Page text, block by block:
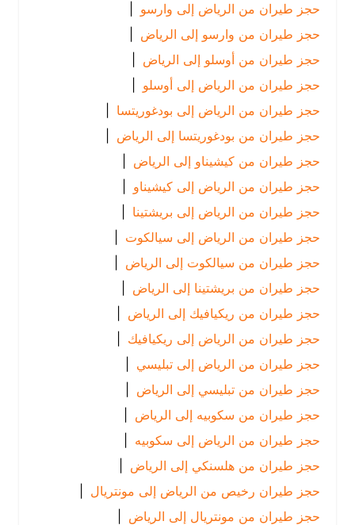
حجز طيران من الرياض إلى وارسو
|
حجز طيران من وارسو إلى الرياض
|
حجز طيران من أوسلو إلى الرياض
|
حجز طيران من الرياض إلى أوسلو
|
حجز طيران من الرياض إلى بودغوريتسا
|
حجز طيران من بودغوريتسا إلى الرياض
|
حجز طيران من كيشيناو إلى الرياض
|
حجز طيران من الرياض إلى كيشيناو |
حجز طيران من الرياض إلى بريشتينا |
حجز طيران من الرياض إلى سيالكوت |
حجز طيران من سيالكوت إلى الرياض
|
حجز طيران من بريشتينا إلى الرياض
|
حجز طيران من ريكيافيك إلى الرياض
|
حجز طيران من الرياض إلى ريكيافيك |
حجز طيران من الرياض إلى تبليسي |
حجز طيران من تبليسي إلى الرياض
|
حجز طيران من سكوبيه إلى الرياض
|
حجز طيران من الرياض إلى سكوبيه |
حجز طيران من هلسنكي إلى الرياض
|
حجز طيران رخيص من الرياض إلى مونتريال |
حجز طيران من مونتريال إلى الرياض
|